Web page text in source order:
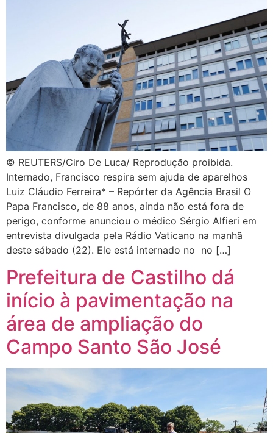
© REUTERS/Ciro De Luca/ Reprodução proibida.
Internado, Francisco respira sem ajuda de aparelhos
Luiz Cláudio Ferreira* – Repórter da Agência Brasil O
Papa Francisco, de 88 anos, ainda não está fora de
perigo, conforme anunciou o médico Sérgio Alfieri em
entrevista divulgada pela Rádio Vaticano na manhã
deste sábado (22). Ele está internado no no […]
Prefeitura de Castilho dá
início à pavimentação na
área de ampliação do
Campo Santo São José